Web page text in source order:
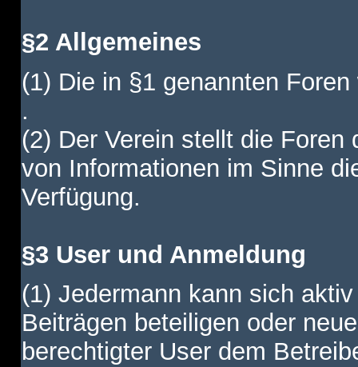
§2 Allgemeines
(1) Die in §1 genannten
.
(2) Der Verein stellt die
von Informationen im Sinne
Verfügung.
§3 User und Anmeldung
(1) Jedermann kann sich
Beiträgen beteiligen oder
berechtigter User dem